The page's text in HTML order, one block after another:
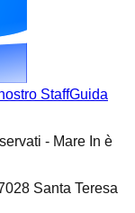
nostro StaffGuida
- Mare In è
Santa Teresa